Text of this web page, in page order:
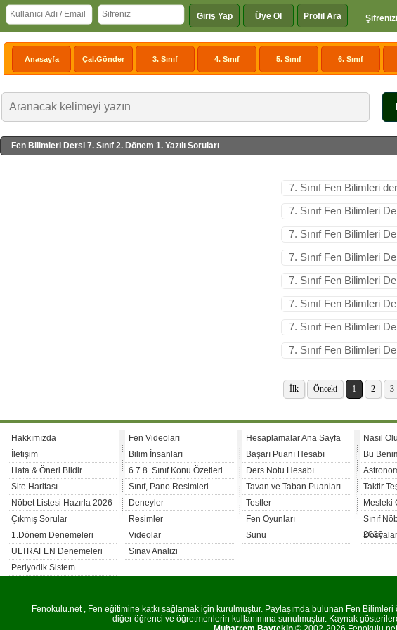
Giriş Yap Üye Ol Profil Ara
Anasayfa Çal.Gönder 3. Sınıf 4. Sınıf 5. Sınıf 6. Sınıf
Fen Bilimleri Dersi 7. Sınıf 2. Dönem 1. Yazılı Soruları
7. Sınıf Fen Bilimleri
7. Sınıf Fen Bilimleri
7. Sınıf Fen Bilimleri
7. Sınıf Fen Bilimleri
7. Sınıf Fen Bilimleri
7. Sınıf Fen Bilimleri
7. Sınıf Fen Bilimleri
7. Sınıf Fen Bilimleri
İlk Önceki 1 2 3
Hakkımızda
İletişim
Hata & Öneri Bildir
Site Haritası
Nöbet Listesi Hazırla 2026
Çıkmış Sorular
1.Dönem Denemeleri
ULTRAFEN Denemeleri
Periyodik Sistem
Fen Videoları
Bilim İnsanları
6.7.8. Sınıf Konu Özetleri
Sınıf, Pano Resimleri
Deneyler
Resimler
Videolar
Sınav Analizi
Hesaplamalar Ana Sayfa
Başarı Puanı Hesabı
Ders Notu Hesabı
Tavan ve Taban Puanları
Testler
Fen Oyunları
Sunu
Nasıl
Bu
Taktir
Mesleki
Sınıf
2026
Dosyalar
Fenokulu.net , Fen eğitimine katkı sağlamak için kurulmuştur. Paylaşımda bulunan Fen Bilimleri
diğer öğrenci ve öğretmenlerin kullanımına sunulmuştur. Kaynak